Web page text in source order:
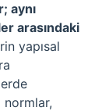
aynı
arasındaki
yapısal
normlar,